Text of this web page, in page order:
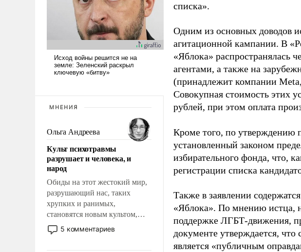
МНЕНИЯ
Ольга Андреева
Культ психотравмы
разрушает и человека, и
народ
Обиды на этот жестокий мир,
разрушающий нас, таких
хрупких и ранимых,
становятся новым культом,
постепенно вытесняя и
отменяя традиционное
5 комментариев
списка».
Одним из основных доводов
агитационной кампании. В
«Яблока» распространялась
агентами, а также на
(принадлежит компании
Совокупная стоимость этих
рублей, при этом оплата
Кроме того, по утверждению
установленный законом
избирательного фонда, что,
регистрации списка
Также в заявлении
«Яблока». По мнению истца,
поддержке ЛГБТ-движения,
документе утверждается,
является «публичным